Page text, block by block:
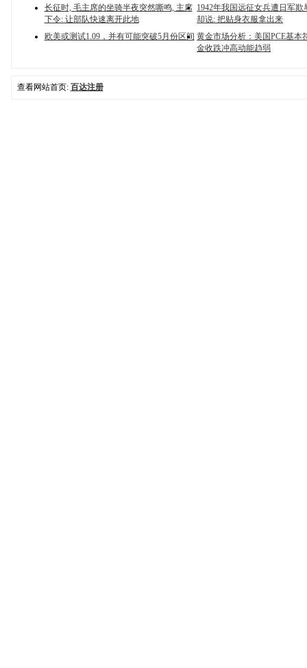
长征时, 毛主席的坐骑半夜突然嘶鸣, 主席
下令: 让部队快速离开此地
1942年我国远征女兵遭日军欺
却说: 把贴身衣服拿出来
欧美或测试1.09，并有可能突破5月份区间 黄金市场分析：美国PCE基本
金收跌冲高动能趋弱
查看网站首页: 百达注册